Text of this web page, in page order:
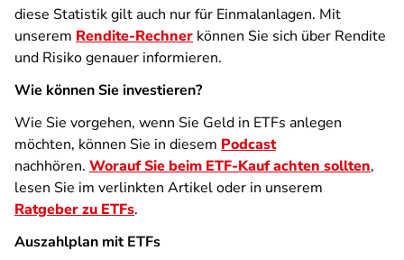
diese Statistik gilt auch nur für Einmalanlagen. Mit
unserem Rendite-Rechner können Sie sich über Rendite
und Risiko genauer informieren.
Wie können Sie investieren?
Wie Sie vorgehen, wenn Sie Geld in ETFs anlegen
möchten, können Sie in diesem Podcast
nachhören. Worauf Sie beim ETF-Kauf achten sollten,
lesen Sie im verlinkten Artikel oder in unserem
Ratgeber zu ETFs.
Auszahlplan mit ETFs